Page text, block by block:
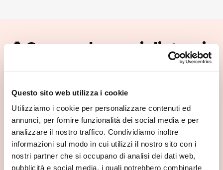
Questo sito web utilizza i cookie
Utilizziamo i cookie per personalizzare contenuti ed
annunci, per fornire funzionalità dei social media e per
analizzare il nostro traffico. Condividiamo inoltre
informazioni sul modo in cui utilizzi il nostro sito con i
nostri partner che si occupano di analisi dei dati web,
pubblicità e social media, i quali potrebbero combinarle
📍 Cosa vedere nei dintorni
Se vuoi scoprire di più su questa zona, qui trovi altri